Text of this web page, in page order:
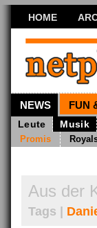
HOME
NEWS FUN
Leute Musik
Promis
Aus der
Tags |